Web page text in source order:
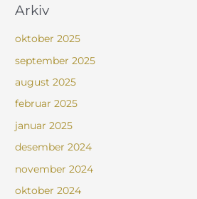
Arkiv
oktober 2025
september 2025
august 2025
februar 2025
januar 2025
desember 2024
november 2024
oktober 2024